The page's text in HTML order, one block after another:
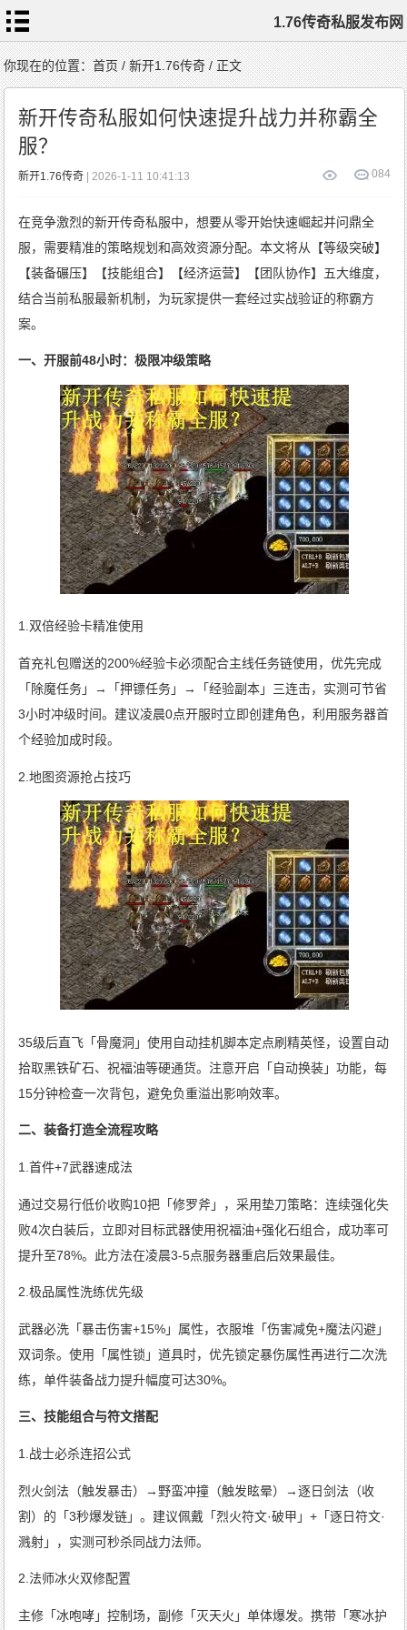
1.76传奇私服发布网
首
页
1.76
传
奇
私
服
1.76
复
传
奇
1.76
传
奇
新
1.76
传
标
签
云
你现在的位置：首页/新开1.76传奇/ 正文
新开传奇私服如何快速提升战力并称霸全
服？
84
0
新开1.76传奇 | 2026-1-11 10:41:13
在竞争激烈的新开传奇私服中，想要从零开始快速崛起并问鼎全
服，需要精准的策略规划和高效资源分配。本文将从【等级突破】
【装备碾压】【技能组合】【经济运营】【团队协作】五大维度，
结合当前私服最新机制，为玩家提供一套经过实战验证的称霸方
案。
一、开服前48小时：极限冲级策略
1.双倍经验卡精准使用
首充礼包赠送的200%经验卡必须配合主线任务链使用，优先完成
「除魔任务」→「押镖任务」→「经验副本」三连击，实测可节省
3小时冲级时间。建议凌晨0点开服时立即创建角色，利用服务器首
个经验加成时段。
2.地图资源抢占技巧
35级后直飞「骨魔洞」使用自动挂机脚本定点刷精英怪，设置自动
拾取黑铁矿石、祝福油等硬通货。注意开启「自动换装」功能，每
15分钟检查一次背包，避免负重溢出影响效率。
二、装备打造全流程攻略
1.首件+7武器速成法
通过交易行低价收购10把「修罗斧」，采用垫刀策略：连续强化失
败4次白装后，立即对目标武器使用祝福油+强化石组合，成功率可
提升至78%。此方法在凌晨3-5点服务器重启后效果最佳。
2.极品属性洗练优先级
武器必洗「暴击伤害+15%」属性，衣服堆「伤害减免+魔法闪避」
双词条。使用「属性锁」道具时，优先锁定暴伤属性再进行二次洗
练，单件装备战力提升幅度可达30%。
三、技能组合与符文搭配
1.战士必杀连招公式
烈火剑法（触发暴击）→野蛮冲撞（触发眩晕）→逐日剑法（收
割）的「3秒爆发链」。建议佩戴「烈火符文·破甲」+「逐日符文·
溅射」，实测可秒杀同战力法师。
2.法师冰火双修配置
主修「冰咆哮」控制场，副修「灭天火」单体爆发。携带「寒冰护